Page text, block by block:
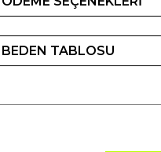
BEDEN TABLOSU